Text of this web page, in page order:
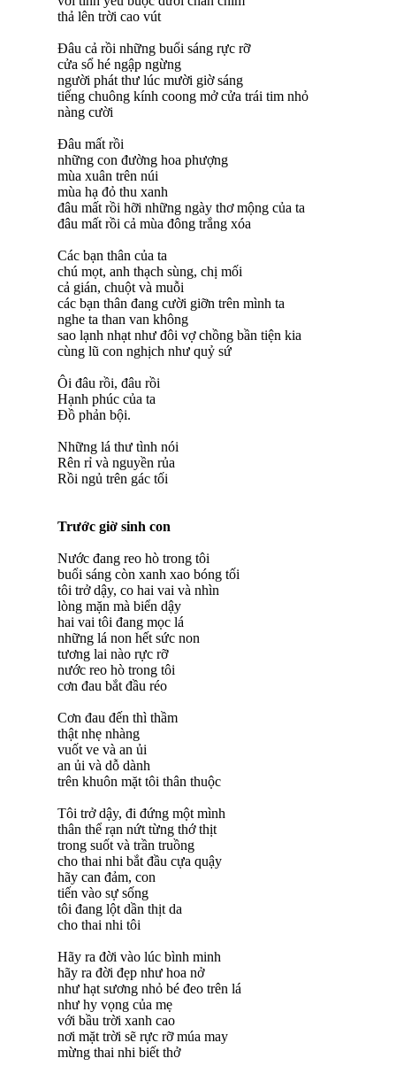
thả lên trời cao vút
Đâu cả rồi những buổi sáng rực rỡ
cửa sổ hé ngập ngừng
người phát thư lúc mười giờ sáng
tiếng chuông kính coong mở cửa trái tim nhỏ
nàng cười
Đâu mất rồi
những con đường hoa phượng
mùa xuân trên núi
mùa hạ đỏ thu xanh
đâu mất rồi hỡi những ngày thơ mộng của ta
đâu mất rồi cả mùa đông trắng xóa
Các bạn thân của ta
chú mọt, anh thạch sùng, chị mối
cả gián, chuột và muỗi
các bạn thân đang cười giỡn trên mình ta
nghe ta than van không
sao lạnh nhạt như đôi vợ chồng bần tiện kia
cùng lũ con nghịch như quỷ sứ
Ôi đâu rồi, đâu rồi
Hạnh phúc của ta
Đồ phản bội.
Những lá thư tình nói
Rên rỉ và nguyền rủa
Rồi ngủ trên gác tối
Trước giờ sinh con
Nước đang reo hò trong tôi
buổi sáng còn xanh xao bóng tối
tôi trở dậy, co hai vai và nhìn
lòng mặn mà biển dậy
hai vai tôi đang mọc lá
những lá non hết sức non
tương lai nào rực rỡ
nước reo hò trong tôi
cơn đau bắt đầu réo
Cơn đau đến thì thầm
thật nhẹ nhàng
vuốt ve và an ủi
an ủi và dỗ dành
trên khuôn mặt tôi thân thuộc
Tôi trở dậy, đi đứng một mình
thân thể rạn nứt từng thớ thịt
trong suốt và trần truồng
cho thai nhi bắt đầu cựa quậy
hãy can đảm, con
tiến vào sự sống
tôi đang lột dần thịt da
cho thai nhi tôi
Hãy ra đời vào lúc bình minh
hãy ra đời đẹp như hoa nở
như hạt sương nhỏ bé đeo trên lá
như hy vọng của mẹ
với bầu trời xanh cao
nơi mặt trời sẽ rực rỡ múa may
mừng thai nhi biết thở